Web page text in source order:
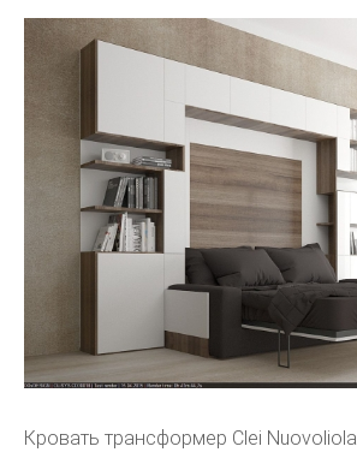
Кровать трансформер Clei Nuovoliola